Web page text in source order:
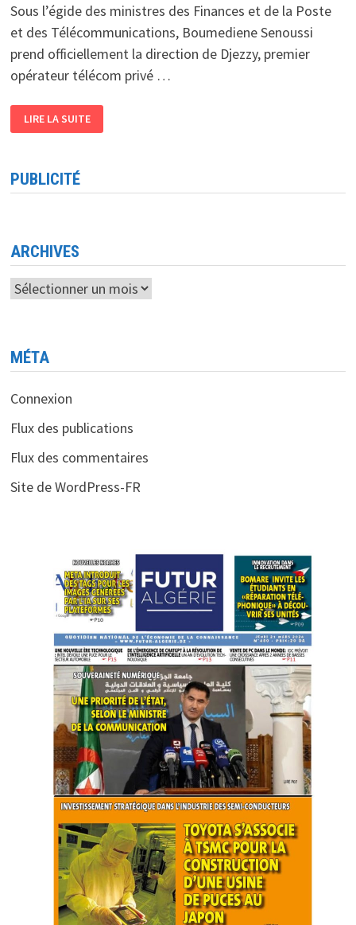
Sous l’égide des ministres des Finances et de la Poste
et des Télécommunications, Boumediene Senoussi
prend officiellement la direction de Djezzy, premier
opérateur télécom privé …
SENOUSSI
NOMMÉ
DE
DJEZZY
LIRE LA SUITE
PUBLICITÉ
ARCHIVES
Archives
MÉTA
Connexion
Flux des publications
Flux des commentaires
Site de WordPress-FR